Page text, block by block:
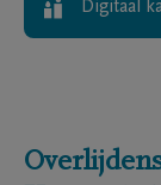
Digitaal